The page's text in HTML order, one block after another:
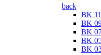
back
BK
BK
BK
BK
BK